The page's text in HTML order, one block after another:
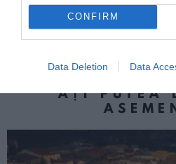
CONFIRM
Data Deletion Data
Româncă de 32 de ani,
de circulație în apropiere
impact violent pe
AȚI PUTEA